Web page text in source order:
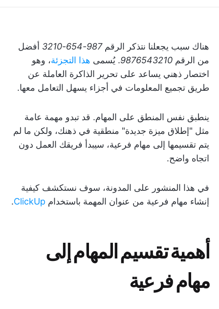
هناك سبب يجعلنا نتذكر الرقم987-654-3210
أفضل
من الرقم 9876543210. يُسمى هذا التجزئة، وهو
اختصار ذهني يساعد على تحرير الذاكرة العاملة عن
طريق تجميع المعلومات في أجزاء يسهل التعامل معها.
ينطبق نفس المنطق على المهام. قد تبدو مهمة عامة
مثل "إطلاق ميزة جديدة" منطقية في ذهنك، ولكن ما لم
يتم تقسيمها إلى مهام فرعية، سيبدأ فريقك العمل دون
اتجاه واضح.
في هذا المنشور على المدونة، سوف نستكشف كيفية
إنشاء مهام فرعية من عنوان المهمة باستخدام ClickUp
.
أهمية تقسيم المهام إلى
مهام فرعية